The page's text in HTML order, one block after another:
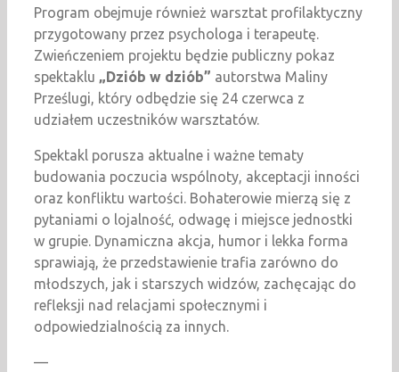
Program obejmuje również warsztat profilaktyczny
przygotowany przez psychologa i terapeutę.
Zwieńczeniem projektu będzie publiczny pokaz
spektaklu „Dziób w dziób” autorstwa Maliny
Prześlugi, który odbędzie się 24 czerwca z
udziałem uczestników warsztatów.
Spektakl porusza aktualne i ważne tematy
budowania poczucia wspólnoty, akceptacji inności
oraz konfliktu wartości. Bohaterowie mierzą się z
pytaniami o lojalność, odwagę i miejsce jednostki
w grupie. Dynamiczna akcja, humor i lekka forma
sprawiają, że przedstawienie trafia zarówno do
młodszych, jak i starszych widzów, zachęcając do
refleksji nad relacjami społecznymi i
odpowiedzialnością za innych.
—